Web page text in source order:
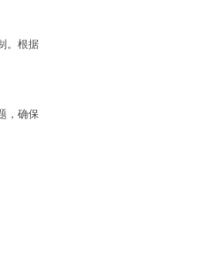
。根据
，确保